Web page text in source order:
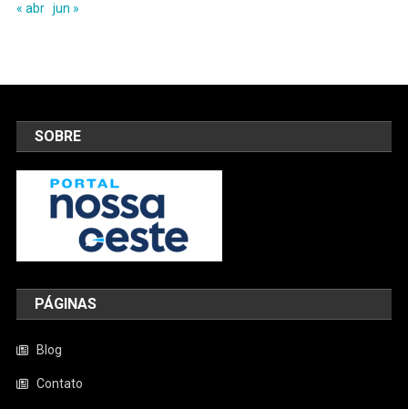
« abr jun »
SOBRE
PÁGINAS
Blog
Contato